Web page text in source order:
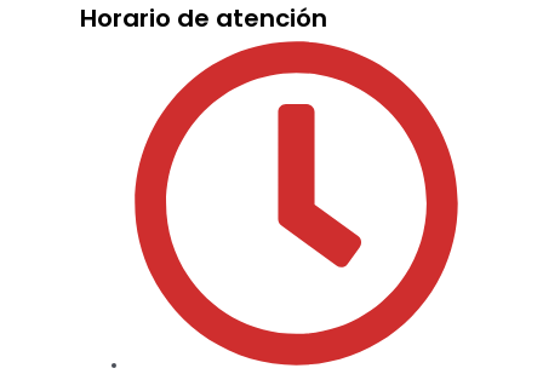
Horario de atención